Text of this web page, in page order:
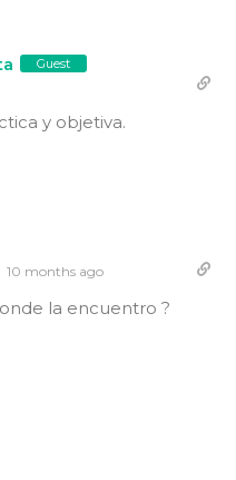
Guest
y objetiva.
10 months ago
la encuentro ?